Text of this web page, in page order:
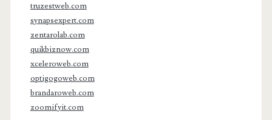
truzestweb.com
synapsexpert.com
zentarolab.com
quikbiznow.com
xceleroweb.com
optigogoweb.com
brandaroweb.com
zoomifyit.com